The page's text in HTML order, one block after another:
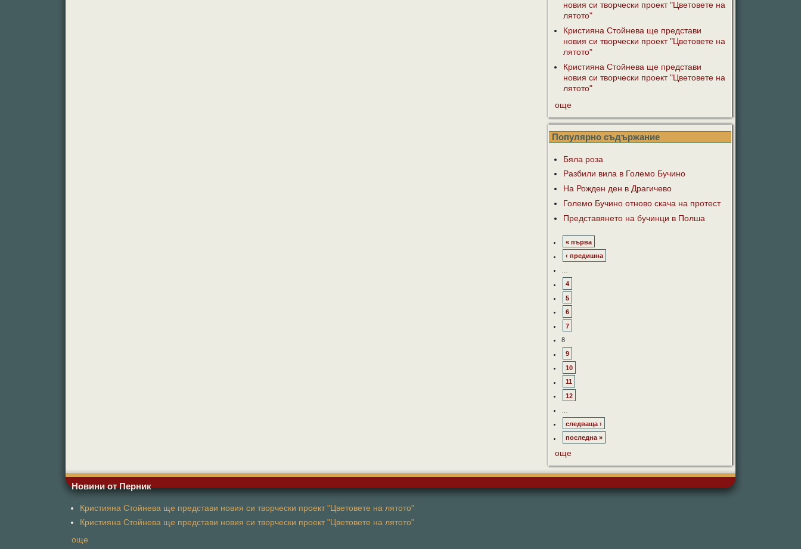
новия си творчески проект "Цветовете на
лятото"
Кристияна Стойнева ще представи
новия си творчески проект "Цветовете на
лятото"
Кристияна Стойнева ще представи
новия си творчески проект "Цветовете на
лятото"
още
Популярно съдържание
Бяла роза
Разбили вила в Големо Бучино
На Рожден ден в Драгичево
Големо Бучино отново скача на протест
Представянето на бучинци в Полша
« първа
‹ предишна
4
5
6
7
8
9
10
11
12
следваща ›
последна »
още
Новини от Перник
Кристияна Стойнева ще представи новия си творчески проект "Цветовете на лятото"
Кристияна Стойнева ще представи новия си творчески проект "Цветовете на лятото"
още